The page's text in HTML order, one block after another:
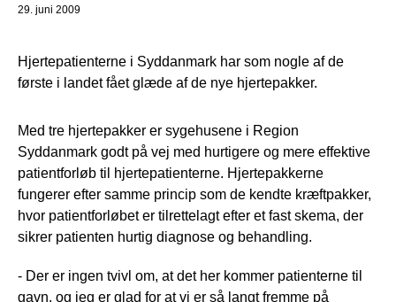
29. juni 2009
Hjertepatienterne i Syddanmark har som nogle af de
første i landet fået glæde af de nye hjertepakker.
Med tre hjertepakker er sygehusene i Region
Syddanmark godt på vej med hurtigere og mere effektive
patientforløb til hjertepatienterne. Hjertepakkerne
fungerer efter samme princip som de kendte kræftpakker,
hvor patientforløbet er tilrettelagt efter et fast skema, der
sikrer patienten hurtig diagnose og behandling.
- Der er ingen tvivl om, at det her kommer patienterne til
gavn, og jeg er glad for at vi er så langt fremme på